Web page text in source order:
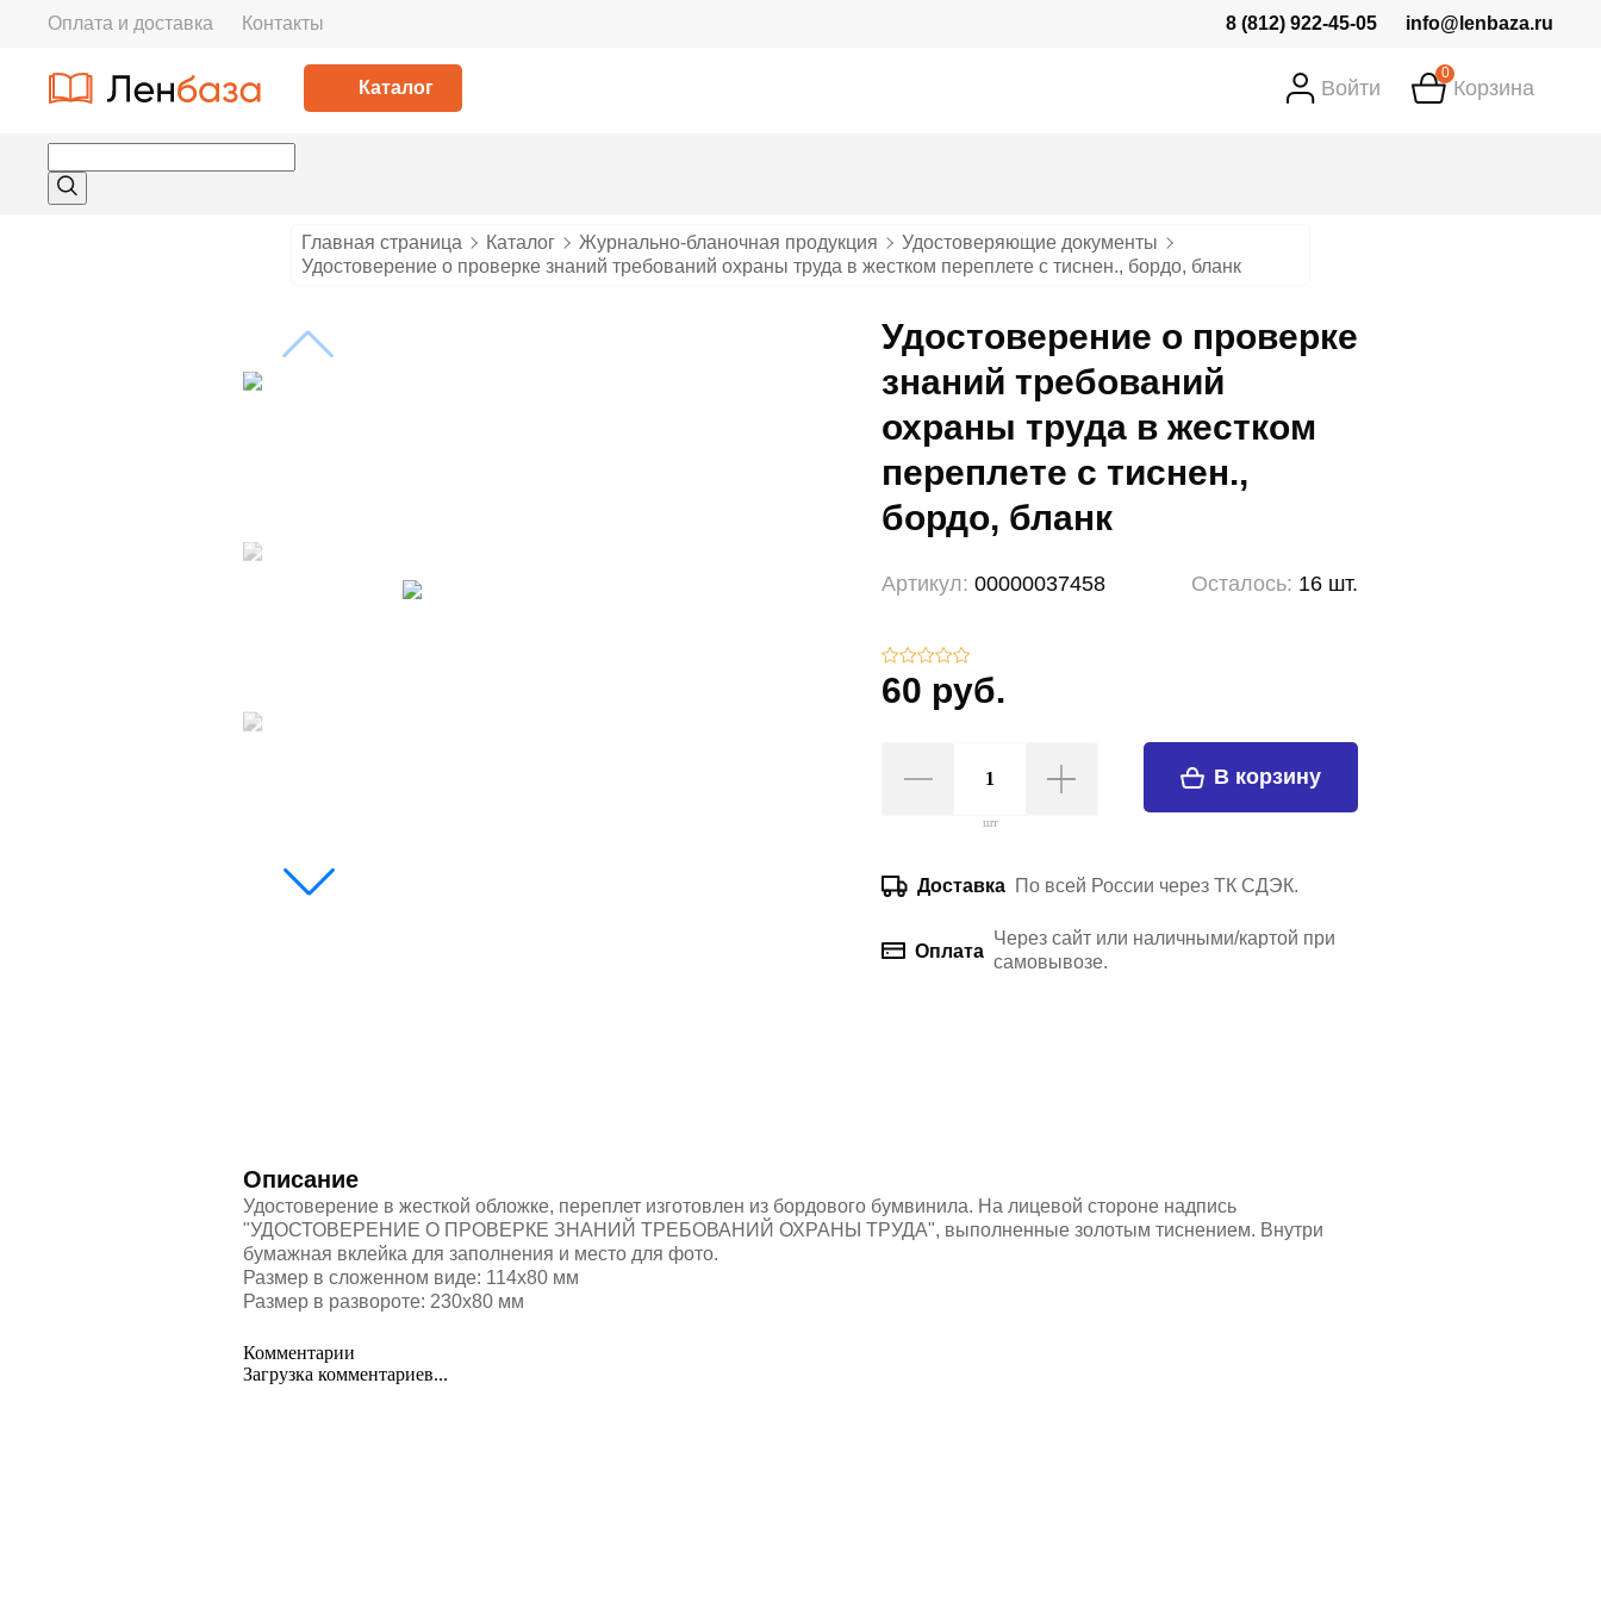
Оплата и доставка Контакты 8 (812) 922-45-05 info@lenbaza.ru
Каталог Войти Корзина
0
Главная страница Каталог Журнально-бланочная продукция
Удостоверяющие документы
Удостоверение о проверке знаний требований охраны труда в жестком переплете с тиснен., бордо, бланк
Удостоверение о проверке
знаний требований
охраны труда в жестком
переплете с тиснен.,
бордо, бланк
Артикул: 00000037458 Осталось: 16 шт.
60 руб.
В корзину
шт
Доставка По всей России через ТК СДЭК.
Оплата
Через сайт или наличными/картой при
самовывозе.
Описание
Удостоверение в жесткой обложке, переплет изготовлен из бордового бумвинила. На лицевой стороне надпись
"УДОСТОВЕРЕНИЕ О ПРОВЕРКЕ ЗНАНИЙ ТРЕБОВАНИЙ ОХРАНЫ ТРУДА", выполненные золотым тиснением. Внутри
бумажная вклейка для заполнения и место для фото.
Размер в сложенном виде: 114х80 мм
Размер в развороте: 230х80 мм
Комментарии
Загрузка комментариев...